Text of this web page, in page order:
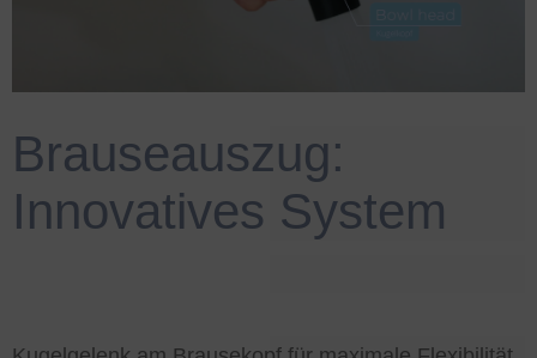
Brauseauszug:
Innovatives System